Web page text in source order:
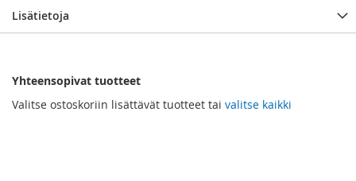
Lisätietoja
Yhteensopivat tuotteet
Valitse ostoskoriin lisättävät tuotteet tai valitse kaikki